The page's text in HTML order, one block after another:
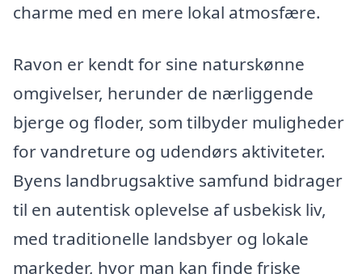
charme med en mere lokal atmosfære.
Ravon er kendt for sine naturskønne
omgivelser, herunder de nærliggende
bjerge og floder, som tilbyder muligheder
for vandreture og udendørs aktiviteter.
Byens landbrugsaktive samfund bidrager
til en autentisk oplevelse af usbekisk liv,
med traditionelle landsbyer og lokale
markeder, hvor man kan finde friske